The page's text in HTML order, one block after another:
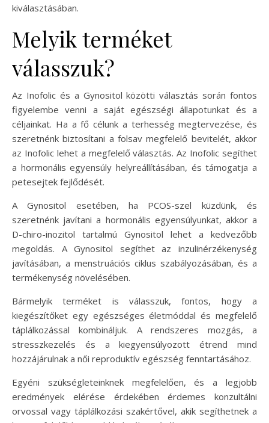
kiválasztásában.
Melyik terméket
válasszuk?
Az Inofolic és a Gynositol közötti választás során fontos
figyelembe venni a saját egészségi állapotunkat és a
céljainkat. Ha a fő célunk a terhesség megtervezése, és
szeretnénk biztosítani a folsav megfelelő bevitelét, akkor
az Inofolic lehet a megfelelő választás. Az Inofolic segíthet
a hormonális egyensúly helyreállításában, és támogatja a
petesejtek fejlődését.
A Gynositol esetében, ha PCOS-szel küzdünk, és
szeretnénk javítani a hormonális egyensúlyunkat, akkor a
D-chiro-inozitol tartalmú Gynositol lehet a kedvezőbb
megoldás. A Gynositol segíthet az inzulinérzékenység
javításában, a menstruációs ciklus szabályozásában, és a
termékenység növelésében.
Bármelyik terméket is válasszuk, fontos, hogy a
kiegészítőket egy egészséges életmóddal és megfelelő
táplálkozással kombináljuk. A rendszeres mozgás, a
stresszkezelés és a kiegyensúlyozott étrend mind
hozzájárulnak a női reproduktív egészség fenntartásához.
Egyéni szükségleteinknek megfelelően, és a legjobb
eredmények elérése érdekében érdemes konzultálni
orvossal vagy táplálkozási szakértővel, akik segíthetnek a